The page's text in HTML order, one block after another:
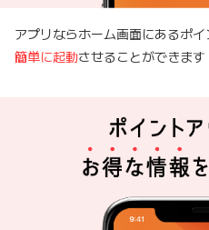
アプリならホーム画面にあるポイ
簡単に起動させることができます